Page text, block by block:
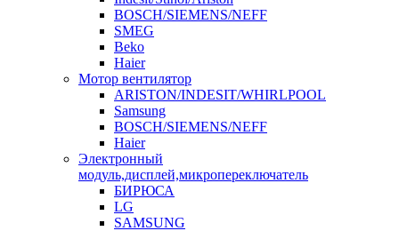
BOSCH/SIEMENS/NEFF
SMEG
Beko
Haier
Мотор вентилятор
ARISTON/INDESIT/WHIRLPOOL
Samsung
BOSCH/SIEMENS/NEFF
Haier
Электронный
модуль,дисплей,микропереключатель
БИРЮСА
LG
SAMSUNG